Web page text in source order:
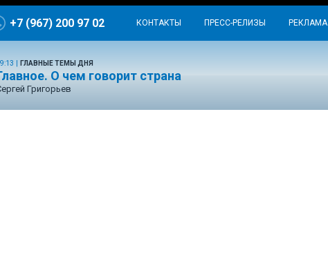
+7 (967) 200 97 02 КОНТАКТЫ ПРЕСС-РЕЛИЗЫ РЕКЛАМА
ГЛАВНЫЕ ТЕМЫ ДНЯ
О чем говорит страна
Григорьев